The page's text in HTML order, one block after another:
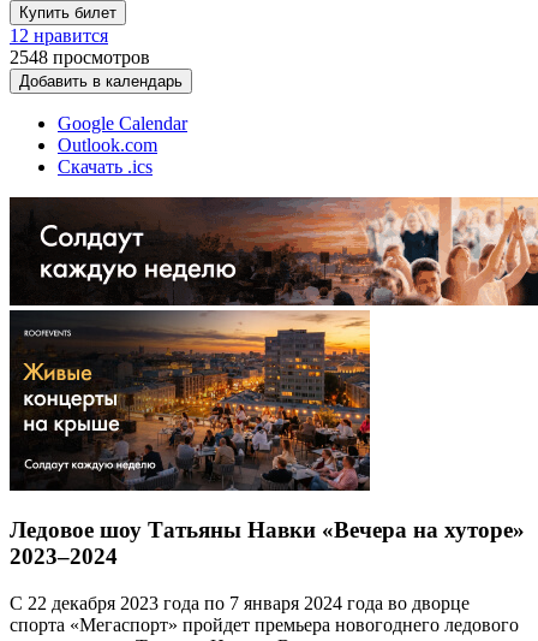
Купить билет
12 нравится
2548 просмотров
Добавить в календарь
Google Calendar
Outlook.com
Скачать .ics
Ледовое шоу Татьяны Навки «Вечера на хуторе»
2023–2024
С 22 декабря 2023 года по 7 января 2024 года во дворце
спорта «Мегаспорт» пройдет премьера новогоднего ледового